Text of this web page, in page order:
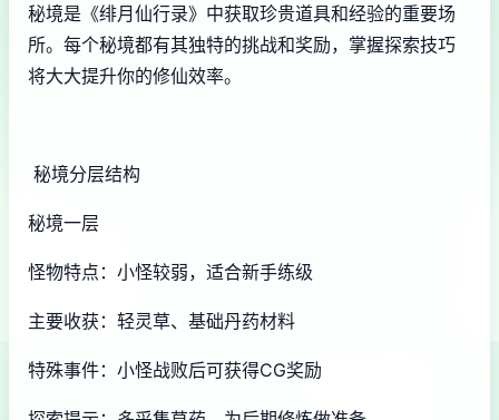
秘境是《绯月仙行录》中获取珍贵道具和经验的重要场
所。每个秘境都有其独特的挑战和奖励，掌握探索技巧
将大大提升你的修仙效率。
秘境分层结构
秘境一层
怪物特点：小怪较弱，适合新手练级
主要收获：轻灵草、基础丹药材料
特殊事件：小怪战败后可获得CG奖励